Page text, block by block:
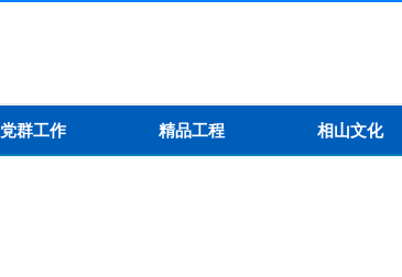
党群工作 精品工程 相山文化